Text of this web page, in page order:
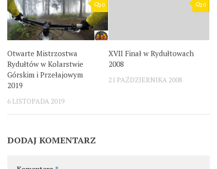
0
Otwarte Mistrzostwa
Rydułtów w Kolarstwie
Górskim i Przełajowym
2019
6 LISTOPADA 2019
0
XVII Finał w Rydułtowach
2008
21 PAŹDZIERNIKA 2008
DODAJ KOMENTARZ